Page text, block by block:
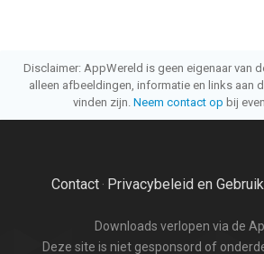
Disclaimer: AppWereld is geen eigenaar van
alleen afbeeldingen, informatie en links aan
vinden zijn. Neem contact op bij
Contact· Privacybeleid en
Downloads verlopen via de
Deze site is niet gesponsord of